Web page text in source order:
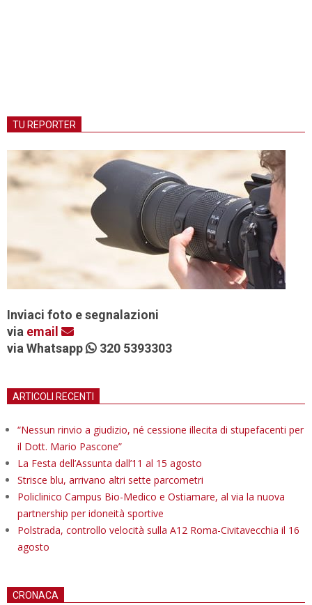
TU REPORTER
Inviaci foto e segnalazioni
via email
via Whatsapp
320 5393303
ARTICOLI RECENTI
“Nessun rinvio a giudizio, né cessione illecita di stupefacenti per
il Dott. Mario Pascone”
La Festa dell’Assunta dall’11 al 15 agosto
Strisce blu, arrivano altri sette parcometri
Policlinico Campus Bio-Medico e Ostiamare, al via la nuova
partnership per idoneità sportive
Polstrada, controllo velocità sulla A12 Roma-Civitavecchia il 16
agosto
CRONACA